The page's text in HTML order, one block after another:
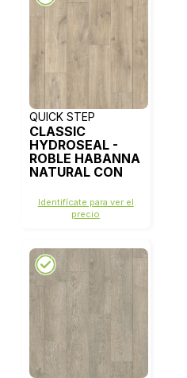
QUICK STEP
CLASSIC
HYDROSEAL -
ROBLE HABANNA
NATURAL CON
SIERRA -
CLM1656
Identifícate para ver el
precio